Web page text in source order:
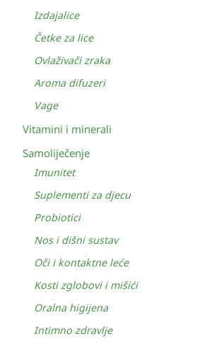
Izdajalice
Četke za lice
Ovlaživači zraka
Aroma difuzeri
Vage
Vitamini i minerali
Samoliječenje
Imunitet
Suplementi za djecu
Probiotici
Nos i dišni sustav
Oči i kontaktne leće
Kosti zglobovi i mišići
Oralna higijena
Intimno zdravlje